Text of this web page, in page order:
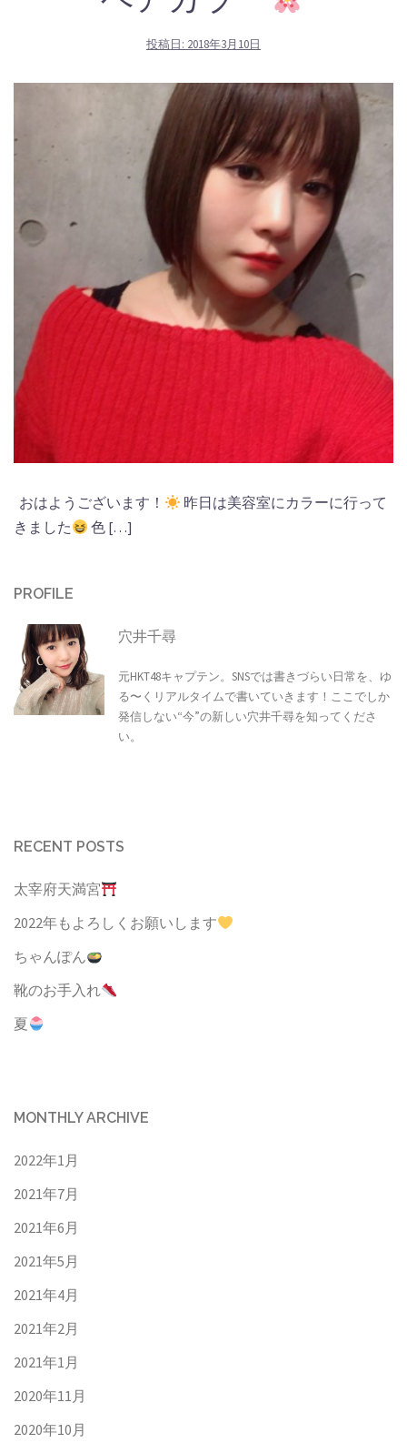
投稿日: 2018年3月10日
おはようございます！
昨日は美容室にカラーに行って
きました
色 […]
PROFILE
穴井千尋
元HKT48キャプテン。SNSでは書きづらい日常を、ゆ
る〜くリアルタイムで書いていきます！ここでしか
発信しない“今”の新しい穴井千尋を知ってくださ
い。
RECENT POSTS
太宰府天満宮
2022年もよろしくお願いします
ちゃんぽん
靴のお手入れ
夏
MONTHLY ARCHIVE
2022年1月
2021年7月
2021年6月
2021年5月
2021年4月
2021年2月
2021年1月
2020年11月
2020年10月